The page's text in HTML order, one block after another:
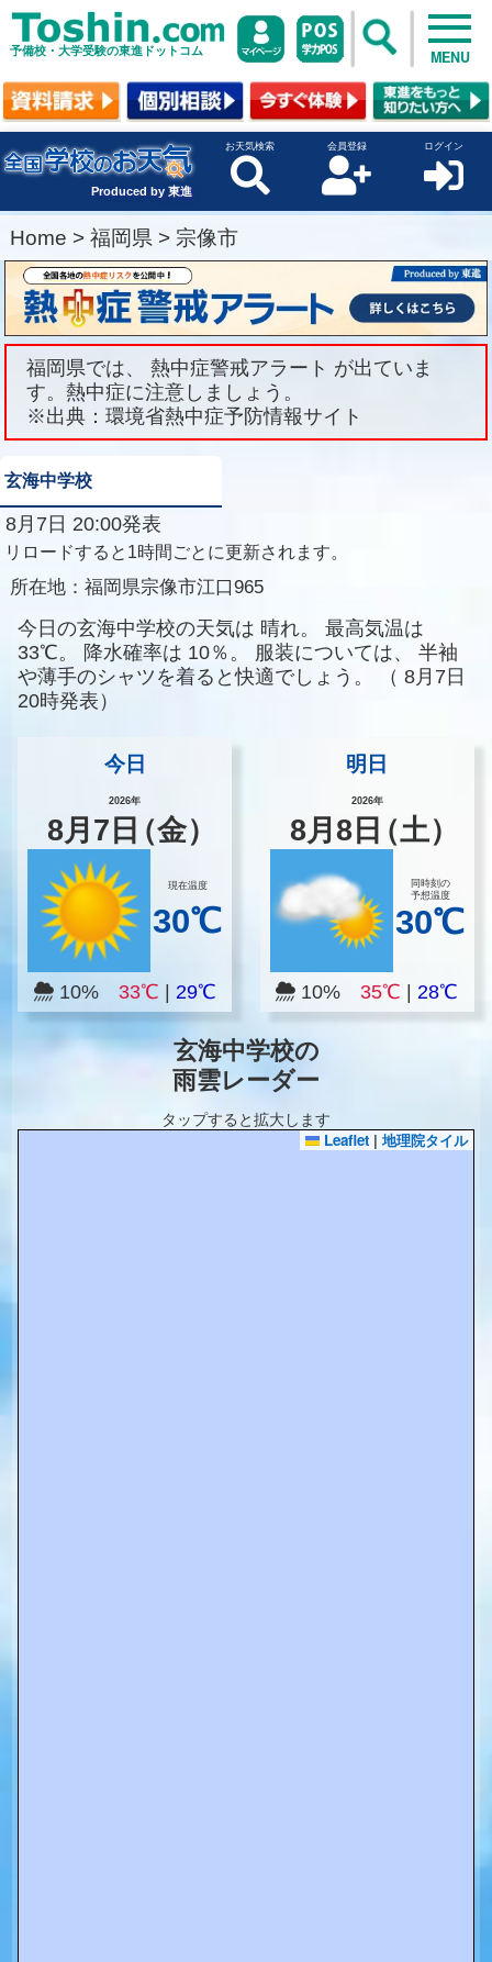
予備校・大学受験の東進ドットコム MENU
Produced by 東進
お天気検索 会員登録 ログイン
Home > 福岡県 > 宗像市
福岡県では、 熱中症警戒アラート が出ていま
す。熱中症に注意しましょう。
※出典：環境省熱中症予防情報サイト
玄海中学校
8月7日 20:00発表
リロードすると1時間ごとに更新されます。
所在地： 福岡県宗像市江口965
今日の玄海中学校の天気は 晴れ。
最高気温は
33℃。
降水確率は 10％。 服装については、
半袖
や薄手のシャツを着ると快適でしょう。
（ 8月7日
20時発表）
今日
2026年
8月 7 日（金）
現在温度
30℃
10% 33℃ 29℃
明日
2026年
8月8 日（土）
同時刻の
予想温度
30℃
10%35℃ |28℃
玄海中学校の
雨雲レーダー
タップすると拡大します
Leaflet | 地理院タイル